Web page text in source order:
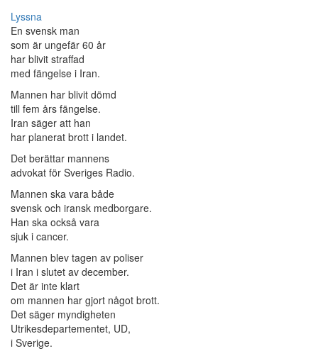
Lyssna
En svensk man
som är ungefär 60 år
har blivit straffad
med fängelse i Iran.
Mannen har blivit dömd
till fem års fängelse.
Iran säger att han
har planerat brott i landet.
Det berättar mannens
advokat för Sveriges Radio.
Mannen ska vara både
svensk och iransk medborgare.
Han ska också vara
sjuk i cancer.
Mannen blev tagen av poliser
i Iran i slutet av december.
Det är inte klart
om mannen har gjort något brott.
Det säger myndigheten
Utrikesdepartementet, UD,
i Sverige.